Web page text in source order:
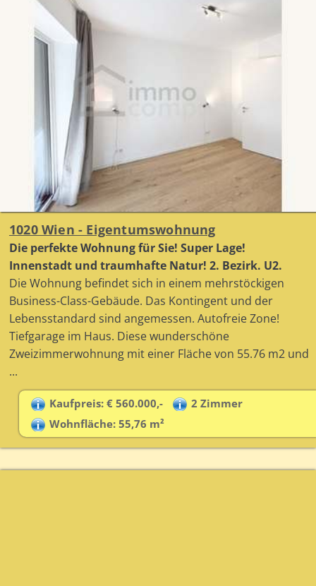
1020 Wien - Eigentumswohnung
Die perfekte Wohnung für Sie! Super Lage!
Innenstadt und traumhafte Natur! 2. Bezirk. U2.
Die Wohnung befindet sich in einem mehrstöckigen
Business-Class-Gebäude. Das Kontingent und der
Lebensstandard sind angemessen. Autofreie Zone!
Tiefgarage im Haus. Diese wunderschöne
Zweizimmerwohnung mit einer Fläche von 55.76 m2 und
...
Kaufpreis: € 560.000,-
2 Zimmer
Wohnfläche: 55,76 m²